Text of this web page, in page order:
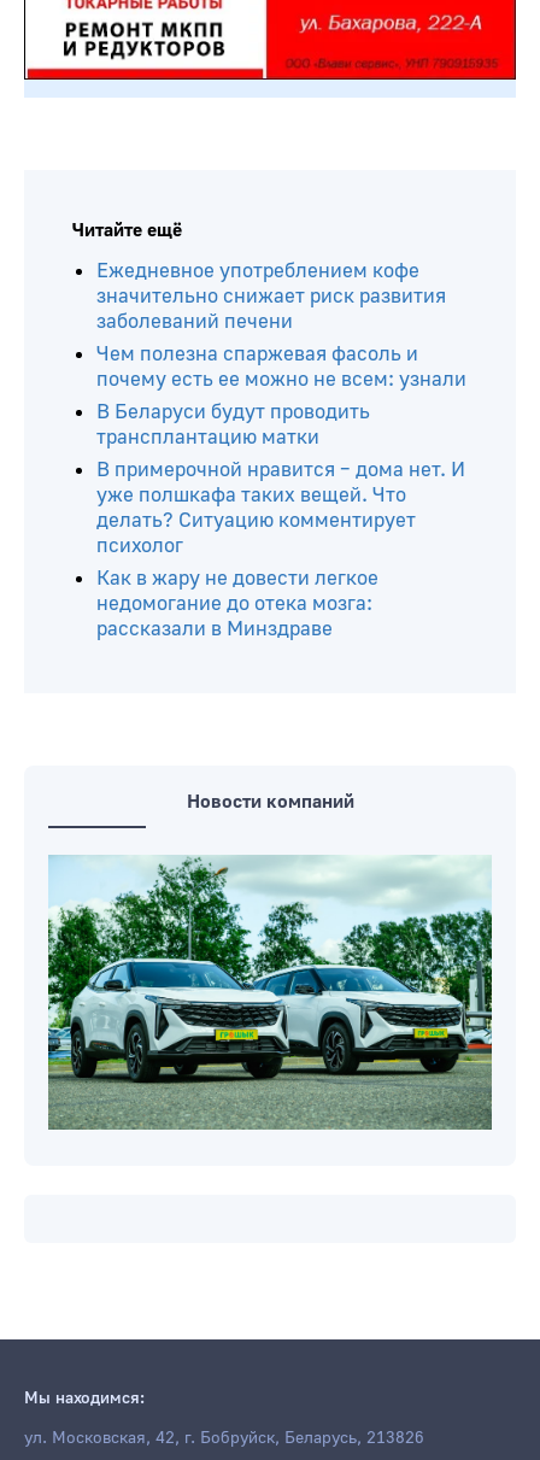
Читайте ещё
Ежедневное употреблением кофе
значительно снижает риск развития
заболеваний печени
Чем полезна спаржевая фасоль и
почему есть ее можно не всем: узнали
В Беларуси будут проводить
трансплантацию матки
В примерочной нравится – дома нет. И
уже полшкафа таких вещей. Что
делать? Ситуацию комментирует
психолог
Как в жару не довести легкое
недомогание до отека мозга:
рассказали в Минздраве
Новости компаний
Мы находимся:
ул. Московская, 42, г. Бобруйск, Беларусь, 213826